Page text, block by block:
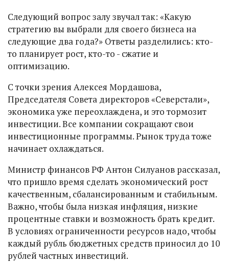
Следующий вопрос залу звучал так: «Какую
стратегию вы выбрали для своего бизнеса на
следующие два года?» Ответы разделились: кто-
то планирует рост, кто-то - сжатие и
оптимизацию.
С точки зрения Алексея Мордашова,
Председателя Совета директоров «Северстали»,
экономика уже переохлаждена, и это тормозит
инвестиции. Все компании сокращают свои
инвестиционные программы. Рынок труда тоже
начинает охлаждаться.
Министр финансов РФ Антон Силуанов рассказал,
что пришло время сделать экономический рост
качественным, сбалансированным и стабильным.
Важно, чтобы была низкая инфляция, низкие
процентные ставки и возможность брать кредит.
В условиях ограниченности ресурсов надо, чтобы
каждый рубль бюджетных средств приносил до 10
рублей частных инвестиций.